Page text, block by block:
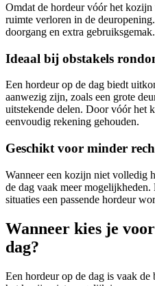
Omdat de hordeur vóór het kozijn
ruimte verloren in de
doorgang en extra gebruiksgemak.
Ideaal bij obstakels
Een hordeur op de dag biedt
aanwezig zijn, zoals een grote
uitstekende delen. Door vóór het
eenvoudig rekening gehouden.
Geschikt voor minder
Wanneer een kozijn niet volledig
de dag vaak meer
situaties een passende hordeur
Wanneer kies je
dag?
Een hordeur op de dag is vaak de